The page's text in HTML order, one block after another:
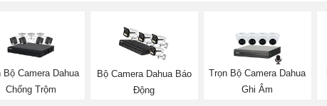
Bộ Camera Dahua
Chống Trộm
Bộ Camera Dahua Báo
Động
Trọn Bộ Camera Dahua
Ghi Âm